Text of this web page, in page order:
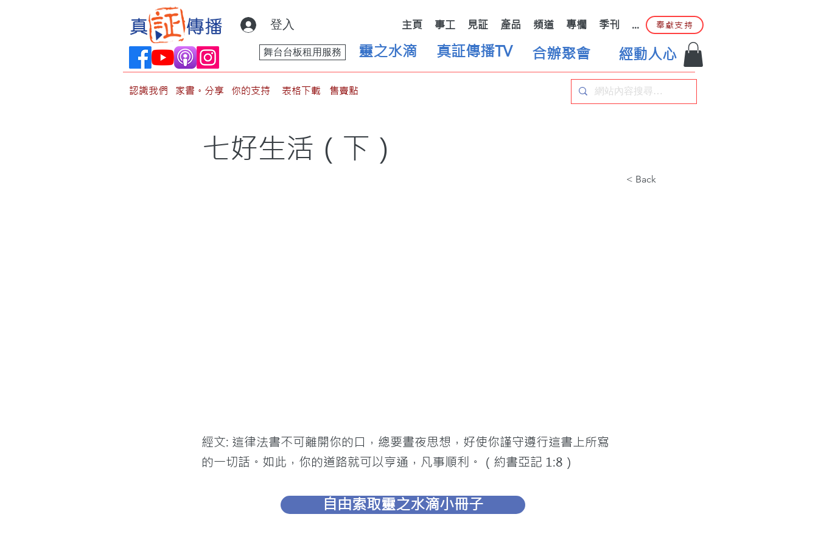
登入 主頁 事工 見証 產品 頻道 專欄 季刊 ... 奉獻支持
靈之水滴
舞台台板租用服務 真証傳播TV 合辦聚會 經動人心
認識我們 家書。分享 你的支持 表格下載 售賣點
七好生活（下）
< Back
經文: 這律法書不可離開你的口，總要晝夜思想，好使你謹守遵行這書上所寫
的一切話。如此，你的道路就可以亨通，凡事順利。（約書亞記 1:8）
自由索取靈之水滴小冊子